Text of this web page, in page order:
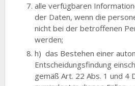
alle verfügbaren
der Daten, wenn die
nicht bei der betroffenen
werden;
h) das Bestehen einer
Entscheidungsfindung
gemäß Art. 22 Abs. 1 und 4